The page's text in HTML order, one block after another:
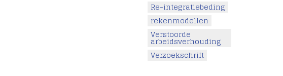
Re-integratiebeding
rekenmodellen
Verstoorde
arbeidsverhouding
Verzoekschrift